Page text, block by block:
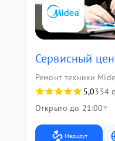
Сервисный
Ремонт техники
5,0354
Открыто до 21:00
Маршрут